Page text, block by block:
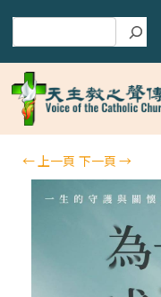
←上一頁 下一頁→